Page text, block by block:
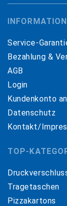
Service-
Bezahlung &
AGB
Login
Kundenkonto
Datenschutz
Kontakt/
TOP-
Tragetaschen
Pizzakartons